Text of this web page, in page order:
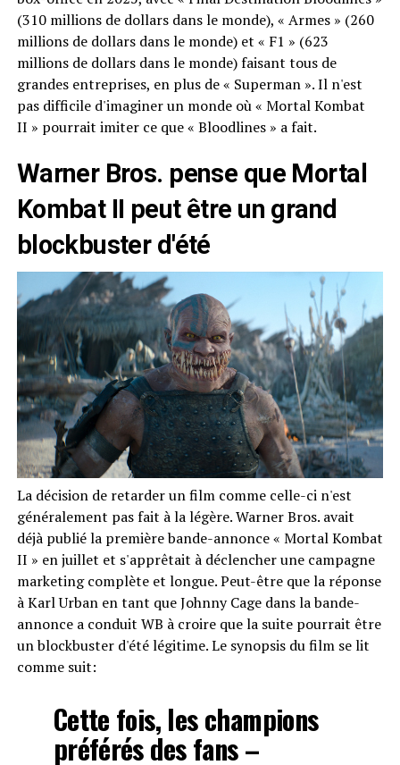
(310 millions de dollars dans le monde), « Armes » (260
millions de dollars dans le monde) et « F1 » (623
millions de dollars dans le monde) faisant tous de
grandes entreprises, en plus de « Superman ». Il n'est
pas difficile d'imaginer un monde où « Mortal Kombat
II » pourrait imiter ce que « Bloodlines » a fait.
Warner Bros. pense que Mortal
Kombat II peut être un grand
blockbuster d'été
La décision de retarder un film comme celle-ci n'est
généralement pas fait à la légère. Warner Bros. avait
déjà publié la première bande-annonce « Mortal Kombat
II » en juillet et s'apprêtait à déclencher une campagne
marketing complète et longue. Peut-être que la réponse
à Karl Urban en tant que Johnny Cage dans la bande-
annonce a conduit WB à croire que la suite pourrait être
un blockbuster d'été légitime. Le synopsis du film se lit
comme suit:
Cette fois, les champions
préférés des fans –